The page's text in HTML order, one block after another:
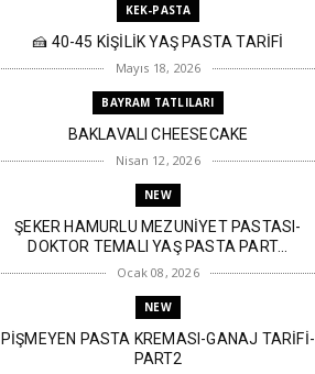
KEK-PASTA
🍰 40-45 KİŞİLİK YAŞ PASTA TARİFİ
Mayıs 18, 2026
BAYRAM TATLILARI
BAKLAVALI CHEESECAKE
Nisan 12, 2026
NEW
ŞEKER HAMURLU MEZUNİYET PASTASI-
DOKTOR TEMALI YAŞ PASTA PART...
Ocak 08, 2026
NEW
PİŞMEYEN PASTA KREMASI-GANAJ TARİFİ-
PART2